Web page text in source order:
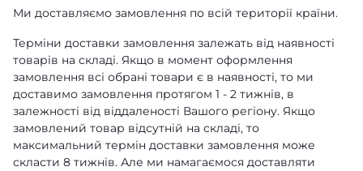
Ми доставляємо замовлення по всій території країни.
Терміни доставки замовлення залежать від наявності
товарів на складі. Якщо в момент оформлення
замовлення всі обрані товари є в наявності, то ми
доставимо замовлення протягом 1 - 2 тижнів, в
залежності від віддаленості Вашого регіону. Якщо
замовлений товар відсутній на складі, то
максимальний термін доставки замовлення може
скласти 8 тижнів. Але ми намагаємося доставляти